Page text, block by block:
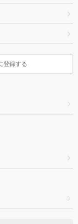
登録する